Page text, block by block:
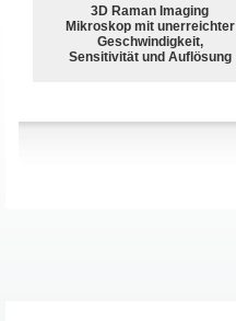
3D Raman Imaging
Mikroskop mit unerreichter
Geschwindigkeit,
Sensitivität und Auflösung